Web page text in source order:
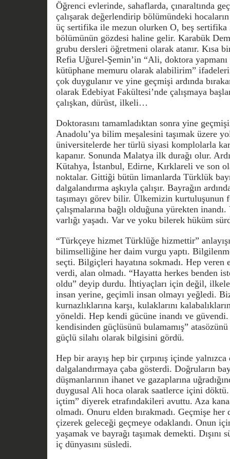
Öğrenci evlerinde, sahaflarda, çınaraltında
çalışarak değerlendirip bölümündeki
üç sertifika ile mezun olurken O, beş sertifika
bölümünün gözdesi haline gelir. Karabük
grubu dersleri öğretmeni olarak atanır. Kısa
Refia Uğurel-Şemin’in “Ali, doktora
kütüphane memuru olarak alabilirim”
çok duygulanır ve yine geçmişi ardında
olarak Edebiyat Fakültesi’nde çalışmaya
çalışkan, dürüst, ilkeli…
Doktorasını tamamladıktan sonra yine
Anadolu’ya bilim meşalesini taşımak üzere
üniversitelerde her türlü siyasi komplolarla
kapanır. Sonunda Malatya ilk durağı olur.
Kütahya, İstanbul, Edirne, Kırklareli ve son
noktalar. Gittiği bütün limanlarda Türklük
dalgalandırma aşkıyla çalışır. Bayrağın
taşımayı görev bilir. Ülkemizin kurtuluşunun
çalışmalarına bağlı olduğuna yürekten
varlığı yaşadı. Var ve yoku bilerek hüküm
“Türkçeye hizmet Türklüğe hizmettir”
bilimselliğine her daim vurgu yaptı.
seçti. Bilgiçleri hayatına sokmadı. Hep veren
verdi, alan olmadı. “Hayatta herkes benden
oldu” deyip durdu. İhtiyaçları için değil,
insan yerine, geçimli insan olmayı yeğledi.
kurnazlıklarına karşı, kulaklarını
yöneldi. Hep kendi gücüne inandı ve
kendisinden güçlüsünü bulamamış”
güçlü silahı olarak bilgisini gördü.
Hep bir arayış hep bir çırpınış içinde yalnızca
dalgalandırmaya çaba gösterdi. Doğruların
düşmanlarının ihanet ve gazaplarına
duygusal Ali hoca olarak saatlerce içini döktü.
içtim” diyerek etrafındakileri avuttu. Aza
olmadı. Onuru elden bırakmadı. Geçmişe her
çizerek geleceği geçmeye odaklandı. Onun
yaşamak ve bayrağı taşımak demekti. Dışını
iç dünyasını süsledi.